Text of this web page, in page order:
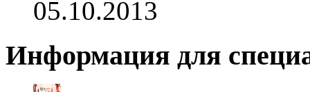
05.10.2013
Информация для